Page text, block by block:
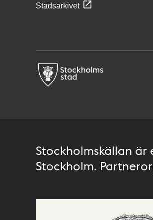
Stadsarkivet
Stockholmskällan
Stockholm.